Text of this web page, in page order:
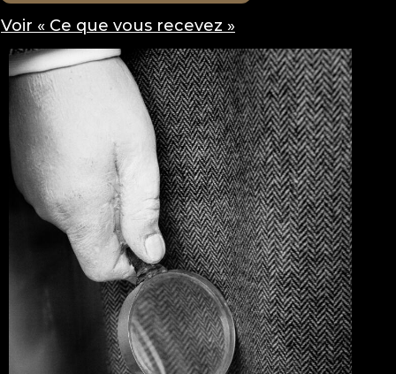
Voir « Ce que vous recevez »